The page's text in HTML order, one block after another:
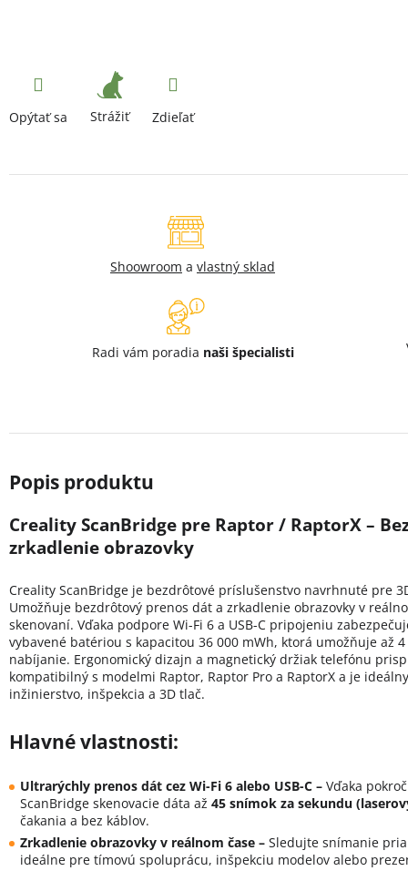
Opýtať sa Strážiť Zdieľať
Shoowroom a vlastný sklad
Radi vám poradia naši špecialisti
Creality ScanBridge pre Raptor / RaptorX –
zrkadlenie obrazovky
Creality ScanBridge je bezdrôtové príslušenstvo navrhnuté pre
Umožňuje bezdrôtový prenos dát a zrkadlenie obrazovky v
skenovaní. Vďaka podpore Wi-Fi 6 a USB-C pripojeniu
vybavené batériou s kapacitou 36 000 mWh, ktorá umožňuje
nabíjanie. Ergonomický dizajn a magnetický držiak telefónu
kompatibilný s modelmi Raptor, Raptor Pro a RaptorX a je
inžinierstvo, inšpekcia a 3D tlač.
Hlavné vlastnosti:
Ultrarýchly prenos dát cez Wi-Fi 6 alebo USB-C – Vďaka
ScanBridge skenovacie dáta až 45 snímok za sekundu
čakania a bez káblov.
Zrkadlenie obrazovky v reálnom čase – Sledujte snímanie
ideálne pre tímovú spoluprácu, inšpekciu modelov alebo